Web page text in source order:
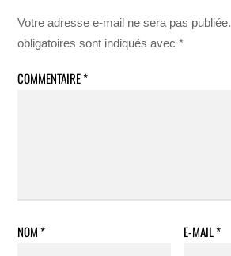
Votre adresse e-mail ne sera pas publiée.
obligatoires sont indiqués avec*
COMMENTAIRE*
NOM* E-MAIL*